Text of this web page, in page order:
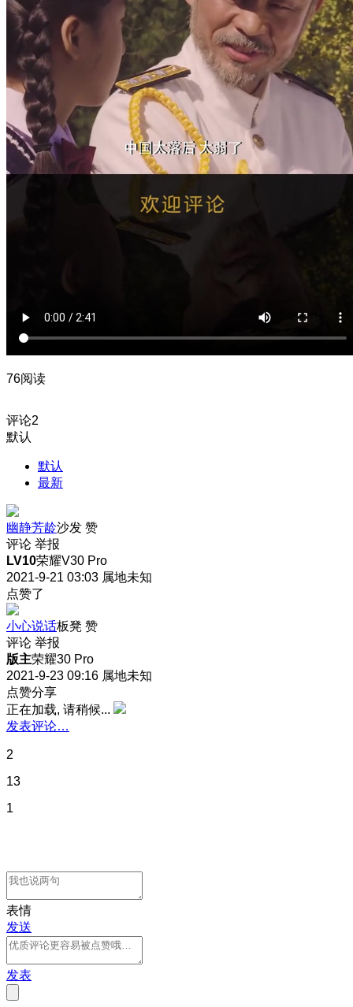
76阅读
评论2
默认
默认
最新
幽静芳龄沙发 赞
评论 举报
LV10荣耀V30 Pro
2021-9-21 03:03 属地未知
点赞了
小心说话板凳 赞
评论 举报
版主荣耀30 Pro
2021-9-23 09:16 属地未知
点赞分享
正在加载, 请稍候...
发表评论…
2
13
1
表情
发送
发表